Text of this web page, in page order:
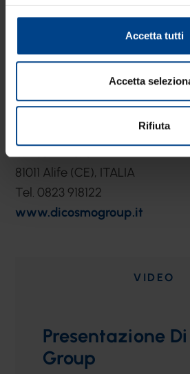
Accetta tutti
Accetta
Rifiuta
S.P. 331Km 0.187
81011 Alife (CE), ITALIA
Tel. 0823 918122
www.dicosmogroup.it
VIDEO
Presentazione
Group